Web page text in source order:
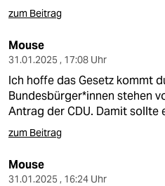
zum Beitrag
Mouse
31.01.2025 , 17:08 Uhr
Ich hoffe das Gesetz kommt
Bundesbürger*innen stehen
Antrag der CDU. Damit sollte
zum Beitrag
Mouse
31.01.2025 , 16:24 Uhr